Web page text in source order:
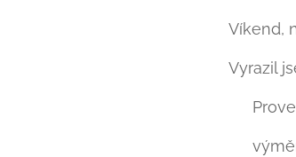
Víkend,
Vyrazil
🔧
✔️